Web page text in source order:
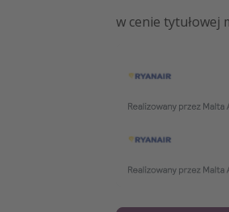
w cenie tytułowej